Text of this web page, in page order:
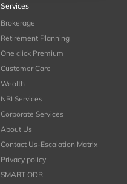
Services
Brokerage
Retirement Planning
One click Premium
Customer Care
Wealth
NRI Services
Corporate Services
About Us
Contact Us-Escalation Matrix
Privacy policy
SMART ODR